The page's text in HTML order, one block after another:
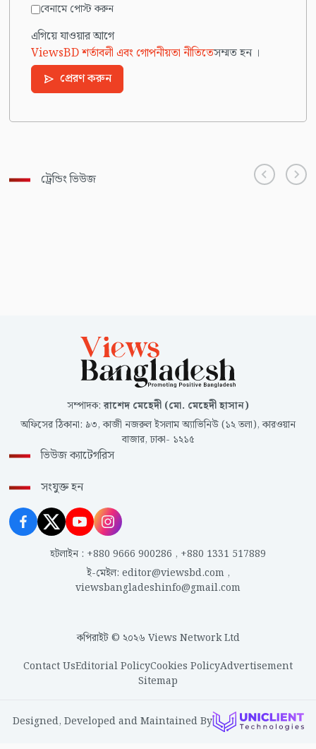
বেনামে পোস্ট করুন
এগিয়ে যাওয়ার আগে
ViewsBD শর্তাবলী এবং গোপনীয়তা নীতিতেসম্মত হন ।
প্রেরণ করুন
ট্রেন্ডিং ভিউজ
সম্পাদক:রাশেদ মেহেদী (মো. মেহেদী হাসান)
অফিসের ঠিকানা: ৯৩, কাজী নজরুল ইসলাম অ্যাভিনিউ (১২ তলা), কারওয়ান
বাজার, ঢাকা- ১২১৫
ভিউজ ক্যাটেগরিস
সংযুক্ত হন
হটলাইন : +880 9666 900286 , +880 1331 517889
ই-মেইল: editor@viewsbd.com,
viewsbangladeshinfo@gmail.com
কপিরাইট © ২০২৬ Views Network Ltd
Contact UsEditorial PolicyCookies PolicyAdvertisement
Sitemap
Designed, Developed and Maintained By